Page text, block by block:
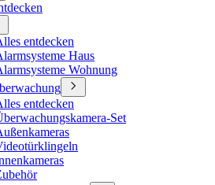
entdecken
Haus
Wohnung
entdecken
Set